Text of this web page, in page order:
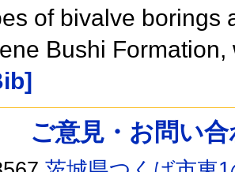
of bivalve borings
Bushi
ご意見・お問い